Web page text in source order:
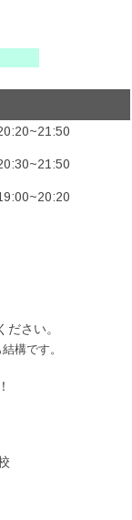
ださい。
構です。